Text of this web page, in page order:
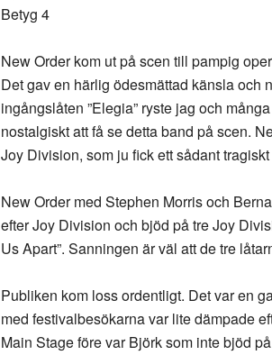
Betyg 4
New Order kom ut på scen till pampig
Det gav en härlig ödesmättad känsla och
ingångslåten ”Elegia” ryste jag och
nostalgiskt att få se detta band på scen.
Joy Division, som ju fick ett sådant
New Order med Stephen Morris och
efter Joy Division och bjöd på tre Joy
Us Apart”. Sanningen är väl att de tre
Publiken kom loss ordentligt. Det var en
med festivalbesökarna var lite dämpade
Main Stage före var Björk som inte bjöd